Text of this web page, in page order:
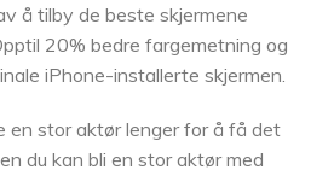
å tilby de beste skjermene
20% bedre fargemetning og
iPhone-installerte skjermen.
en stor aktør lenger for å få det
du kan bli en stor aktør med